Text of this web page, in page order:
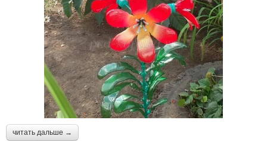
читать дальше →